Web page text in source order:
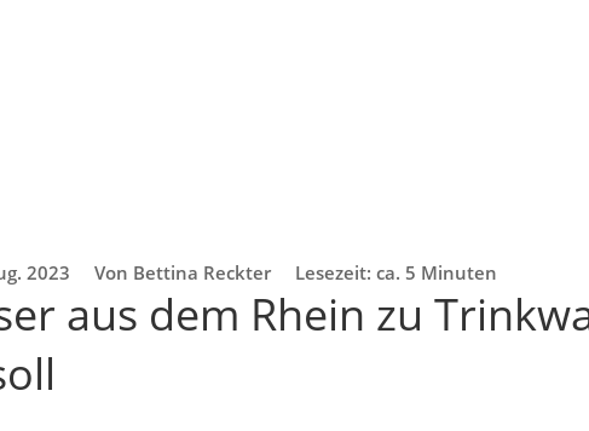
2023 Von Bettina Reckter Lesezeit: ca. 5 Minuten
aus dem Rhein zu